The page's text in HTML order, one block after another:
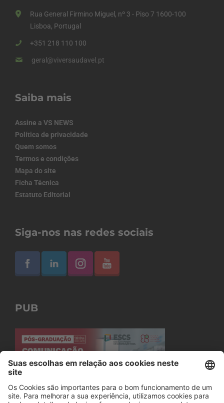
Rua General Firmino Miguel, nº 3 - Piso 7 1600-100
Lisboa, Portugal
+351 218 110 100
geral@viversaudavel.pt
Saiba mais
Assine a VS NEWS
Política de privacidade
Quem somos
Termos e condições
Mapa do site
Ficha Técnica
Estatuto Editorial
Siga-nos nas redes sociais
PUB